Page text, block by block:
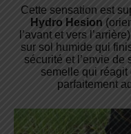
Cette sensation est
Hydro Hesion
l’avant et vers
sur sol humide qui
sécurité et l’envie de
semelle qui réagit
parfaitement